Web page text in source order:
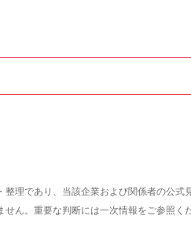
理であり、当該企業および関係者の公式
ん。重要な判断には一次情報をご参照く